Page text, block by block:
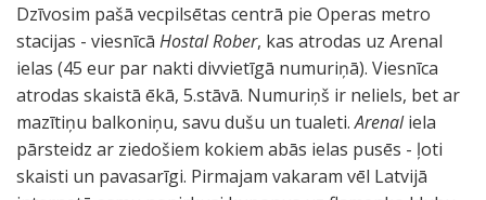
Dzīvosim pašā vecpilsētas centrā pie Operas metro
stacijas - viesnīcā Hostal Rober, kas atrodas uz Arenal
ielas (45 eur par nakti divvietīgā numuriņā). Viesnīca
atrodas skaistā ēkā, 5.stāvā. Numuriņš ir neliels, bet ar
mazītiņu balkoniņu, savu dušu un tualeti.Arenaliela
pārsteidz ar ziedošiem kokiem abās ielas pusēs - ļoti
skaisti un pavasarīgi. Pirmajam vakaram vēl Latvijā